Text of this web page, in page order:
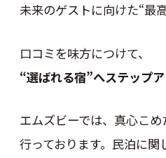
未来のゲストに向けた“最
口コミを味方につけて、
“選ばれる宿”へステップ
エムズビーでは、真心こ
行っております。民泊に